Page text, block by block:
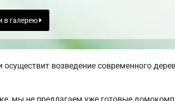
в галерею
возведение современного